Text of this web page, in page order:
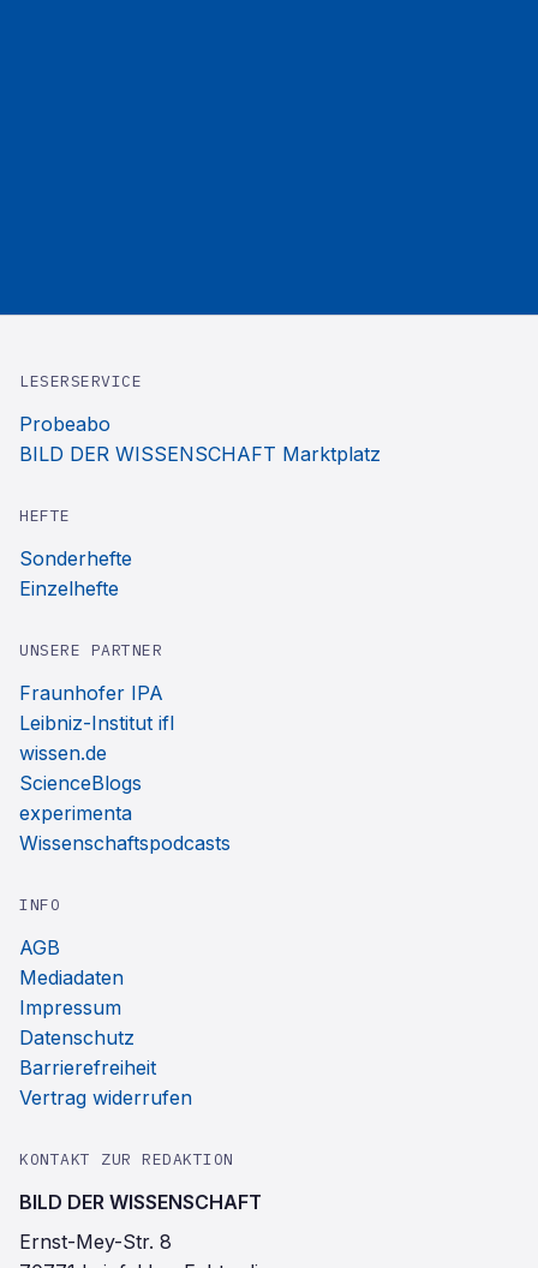
LESERSERVICE
Probeabo
BILD DER WISSENSCHAFT Marktplatz
HEFTE
Sonderhefte
Einzelhefte
UNSERE PARTNER
Fraunhofer IPA
Leibniz-Institut ifl
wissen.de
ScienceBlogs
experimenta
Wissenschaftspodcasts
INFO
AGB
Mediadaten
Impressum
Datenschutz
Barrierefreiheit
Vertrag widerrufen
KONTAKT ZUR REDAKTION
BILD DER WISSENSCHAFT
Ernst-Mey-Str. 8